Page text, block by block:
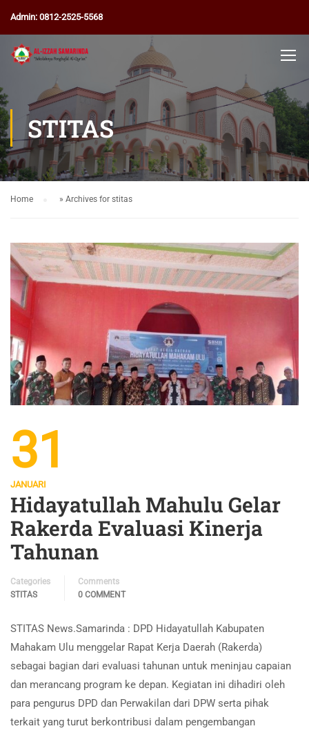
Admin: 0812-2525-5568
STITAS
Home » Archives for stitas
31
JANUARI
Hidayatullah Mahulu Gelar
Rakerda Evaluasi Kinerja
Tahunan
Categories
STITAS
Comments
0 COMMENT
STITAS News.Samarinda : DPD Hidayatullah Kabupaten
Mahakam Ulu menggelar Rapat Kerja Daerah (Rakerda)
sebagai bagian dari evaluasi tahunan untuk meninjau capaian
dan merancang program ke depan. Kegiatan ini dihadiri oleh
para pengurus DPD dan Perwakilan dari DPW serta pihak
terkait yang turut berkontribusi dalam pengembangan